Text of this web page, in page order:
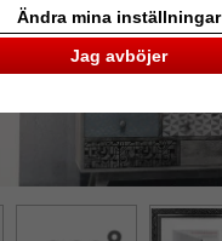
Jag avböjer
Ändra mina inställningar